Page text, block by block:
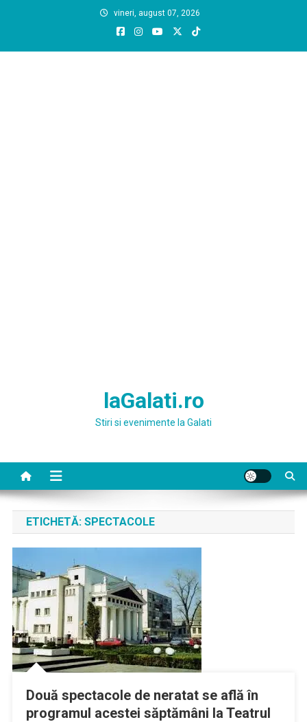
vineri, august 07, 2026
laGalati.ro
Stiri si evenimente la Galati
ETICHETĂ: SPECTACOLE
Două spectacole de neratat se află în
programul acestei săptămâni la Teatrul